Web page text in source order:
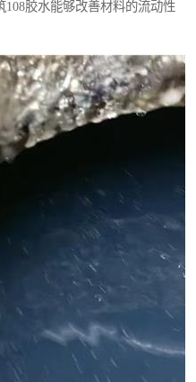
胶水能够改善材料的流动性